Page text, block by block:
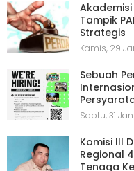
Tampik
Strategis
Kamis, 29
Sebuah
Sabtu, 31
Komisi III
Regional
Tenaga